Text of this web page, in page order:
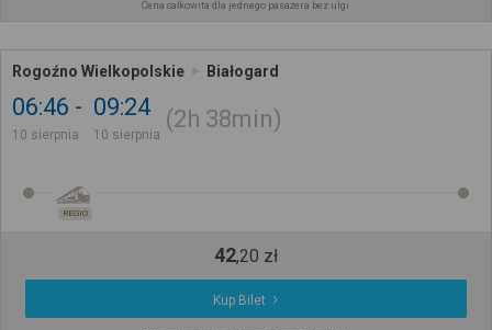
Cena całkowita dla jednego pasażera bez ulgi
Rogoźno Wielkopolskie Białogard
06:46
10 sierpnia
09:24
10 sierpnia
2h 38min
REGIO
42,20 zł
Kup Bilet